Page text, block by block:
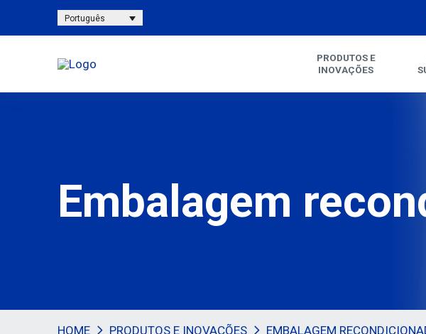
Português
PRODUTOS E
INOVAÇÕES
Embalagem
HOME PRODUTOS E INOVAÇÕES EMBALAGEM